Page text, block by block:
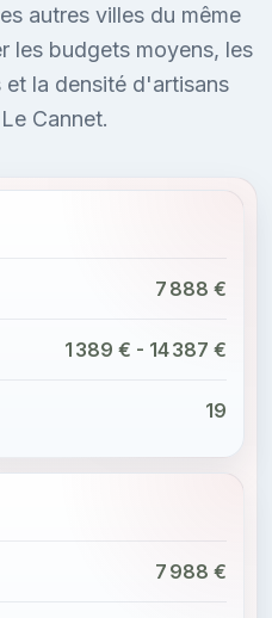
autres villes du même
les budgets moyens, les
la densité d'artisans
Cannet.
7 888 €
1 389 € - 14 387 €
19
7 988 €